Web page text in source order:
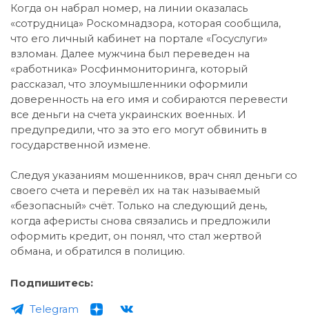
Когда он набрал номер, на линии оказалась
«сотрудница» Роскомнадзора, которая сообщила,
что его личный кабинет на портале «Госуслуги»
взломан. Далее мужчина был переведен на
«работника» Росфинмониторинга, который
рассказал, что злоумышленники оформили
доверенность на его имя и собираются перевести
все деньги на счета украинских военных. И
предупредили, что за это его могут обвинить в
государственной измене.
Следуя указаниям мошенников, врач снял деньги со
своего счета и перевёл их на так называемый
«безопасный» счёт. Только на следующий день,
когда аферисты снова связались и предложили
оформить кредит, он понял, что стал жертвой
обмана, и обратился в полицию.
Подпишитесь:
Telegram